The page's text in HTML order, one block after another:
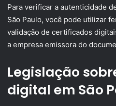
Para verificar a autenticidade
São Paulo, você pode utilizar
validação de certificados
a empresa emissora do
Legislação
digital em São